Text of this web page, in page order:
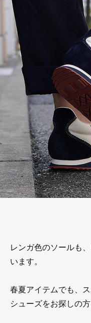
レンガ色のソールも
います。
春夏アイテムでも、
シューズをお探しの